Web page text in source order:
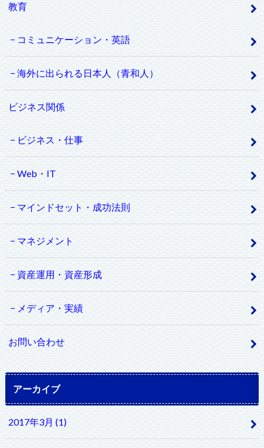
教育
コミュニケーション・英語
海外に出られる日本人（青和人）
ビジネス関係
ビジネス・仕事
Web・IT
マインドセット・成功法則
マネジメント
資産運用・資産形成
メディア・実績
お問い合わせ
アーカイブ
2017年3月 (1)